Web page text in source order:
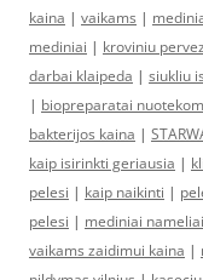
kaina | vaikams |
mediniai | kroviniu
darbai klaipeda | siukliu
| biopreparatai
bakterijos kaina |
kaip isirinkti geriausia |
pelesi | kaip naikinti |
pelesi | mediniai
vaikams zaidimui kaina |